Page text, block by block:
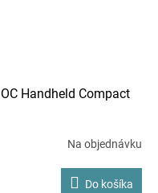
Handheld Compact
Na objednávku
Do košíka